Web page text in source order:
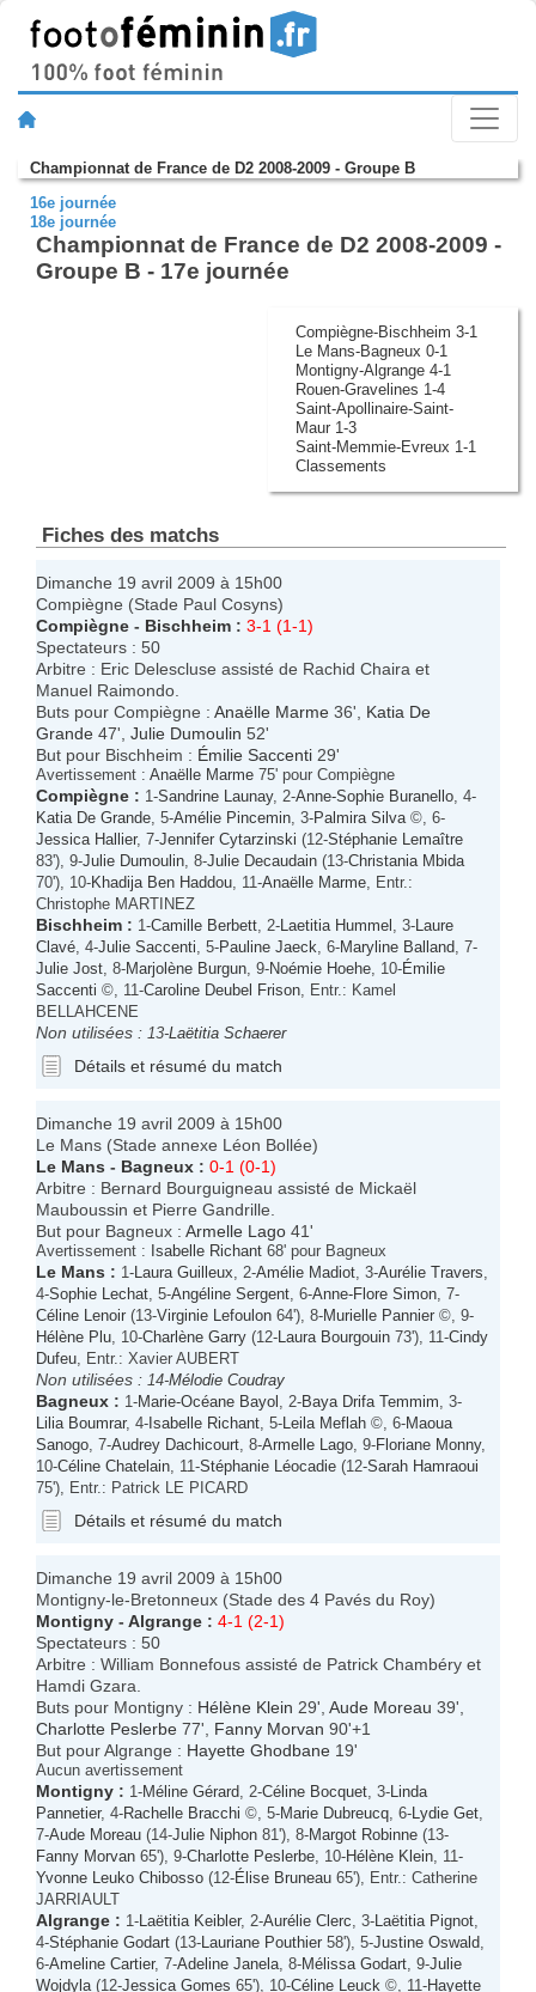
Championnat de France de D2 2008-2009 - Groupe B
16e journée
18e journée
Championnat de France de D2 2008-2009 -
Groupe B - 17e journée
Compiègne-Bischheim 3-1
Le Mans-Bagneux 0-1
Montigny-Algrange 4-1
Rouen-Gravelines 1-4
Saint-Apollinaire-Saint-
Maur 1-3
Saint-Memmie-Evreux 1-1
Classements
Fiches des matchs
Dimanche 19 avril 2009 à 15h00
Compiègne (Stade Paul Cosyns)
Compiègne - Bischheim : 3-1 (1-1)
Spectateurs : 50
Arbitre : Eric Delescluse assisté de Rachid Chaira et
Manuel Raimondo.
Buts pour Compiègne : Anaëlle Marme 36', Katia De
Grande 47', Julie Dumoulin 52'
But pour Bischheim : Émilie Saccenti 29'
Avertissement : Anaëlle Marme 75' pour Compiègne
Compiègne : 1-Sandrine Launay, 2-Anne-Sophie Buranello , 4-
Katia De Grande , 5-Amélie Pincemin , 3-Palmira Silva ©, 6-
Jessica Hallier, 7-Jennifer Cytarzinski (12-Stéphanie Lemaître
83'), 9-Julie Dumoulin , 8-Julie Decaudain (13-Christania Mbida
70'), 10-Khadija Ben Haddou , 11-Anaëlle Marme , Entr.:
Christophe MARTINEZ
Bischheim : 1-Camille Berbett , 2- Laetitia Hummel , 3- Laure
Clavé , 4-Julie Saccenti , 5-Pauline Jaeck , 6-Maryline Balland , 7-
Julie Jost , 8-Marjolène Burgun , 9-Noémie Hoehe , 10-Émilie
Saccenti ©, 11-Caroline Deubel Frison , Entr.: Kamel
BELLAHCENE
Non utilisées : 13-Laëtitia Schaerer
Détails et résumé du match
Dimanche 19 avril 2009 à 15h00
Le Mans (Stade annexe Léon Bollée)
Le Mans - Bagneux : 0-1 (0-1)
Arbitre : Bernard Bourguigneau assisté de Mickaël
Mauboussin et Pierre Gandrille.
But pour Bagneux : Armelle Lago 41'
Avertissement : Isabelle Richant 68' pour Bagneux
Le Mans : 1- Laura Guilleux , 2-Amélie Madiot , 3-Aurélie Travers
4-Sophie Lechat , 5-Angéline Sergent , 6-Anne-Flore Simon , 7-
Céline Lenoir (13-Virginie Lefoulon 64'), 8-Murielle Pannier ©, 9-
Hélène Plu , 10-Charlène Garry (12- Laura Bourgouin 73'), 11-Cindy
Dufeu , Entr.: Xavier AUBERT
Non utilisées : 14-Mélodie Coudray
Bagneux : 1-Marie-Océane Bayol , 2-Baya Drifa Temmim , 3-
Lilia Boumrar, 4- Isabelle Richant , 5- Leila Meflah ©, 6-Maoua
Sanogo , 7-Audrey Dachicourt , 8-Armelle Lago , 9-Floriane Monny,
10-Céline Chatelain , 11-Stéphanie Léocadie (12-Sarah Hamraoui
75'), Entr.: Patrick LE PICARD
Détails et résumé du match
Dimanche 19 avril 2009 à 15h00
Montigny-le-Bretonneux (Stade des 4 Pavés du Roy)
Montigny - Algrange : 4-1 (2-1)
Spectateurs : 50
Arbitre : William Bonnefous assisté de Patrick Chambéry et
Hamdi Gzara.
Buts pour Montigny : Hélène Klein 29', Aude Moreau 39',
Charlotte Peslerbe 77', Fanny Morvan 90'+1
But pour Algrange : Hayette Ghodbane 19'
Aucun avertissement
Montigny : 1-Méline Gérard , 2-Céline Bocquet , 3- Linda
Pannetier, 4-Rachelle Bracchi ©, 5-Marie Dubreucq , 6- Lydie Get
7-Aude Moreau (14-Julie Niphon 81'), 8-Margot Robinne (13-
Fanny Morvan 65'), 9-Charlotte Peslerbe , 10-Hélène Klein , 11-
Yvonne Leuko Chibosso (12-Élise Bruneau 65'), Entr.: Catherine
JARRIAULT
Algrange : 1- Laëtitia Keibler, 2-Aurélie Clerc , 3- Laëtitia Pignot
4-Stéphanie Godart (13- Lauriane Pouthier 58'), 5-Justine Oswald
6-Ameline Cartier, 7-Adeline Janela , 8-Mélissa Godart , 9-Julie
Wojdyla (12-Jessica Gomes 65'), 10-Céline Leuck ©, 11-Hayette